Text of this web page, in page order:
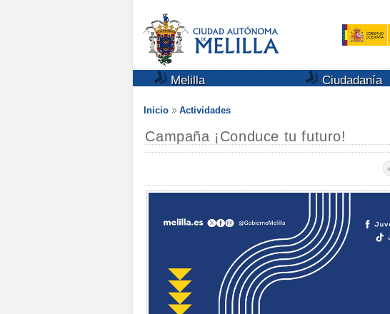
Melilla Ciudadanía
Inicio Actividades
Campaña ¡Conduce tu futuro!